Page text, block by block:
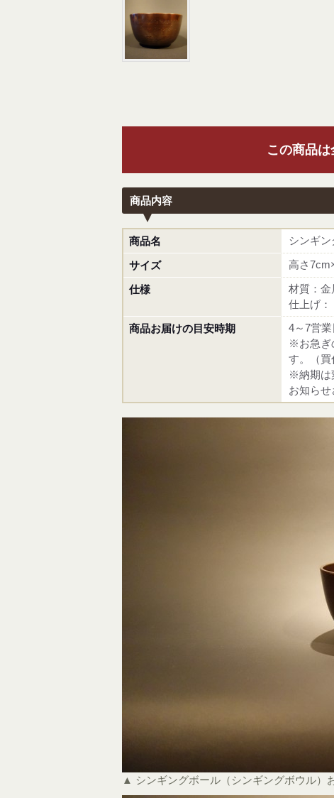
この商品は
商品内容
商品名 シンギン
サイズ 高さ
仕様
材質：金
仕上げ：
商品お届けの目安時期
4～7営業
※お急ぎ
す。（買
※納期は
お知らせ
▲ シンギングボール（シンギングボウル）